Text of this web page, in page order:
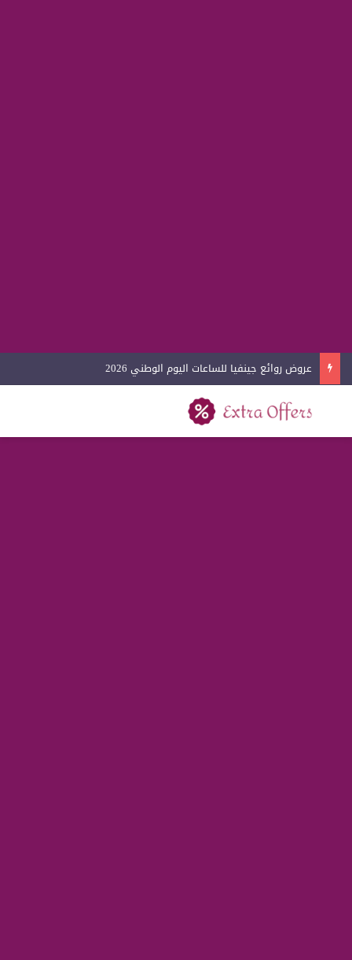
عروض روائع جينفيا للساعات اليوم الوطني 2026
بحث عن